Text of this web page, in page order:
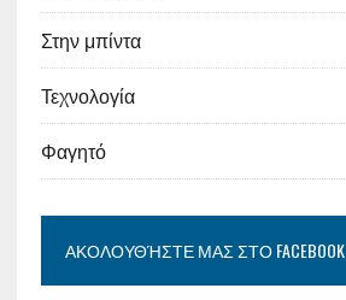
Στην μπίντα
Τεχνολογία
Φαγητό
ΑΚΟΛΟΥΘΉΣΤΕ ΜΑΣ ΣΤΟ FACEBOOK